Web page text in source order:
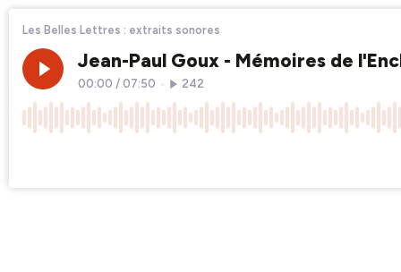
Les Belles Lettres : extraits sonores
Jean-Paul Goux - Mémoires de
00:00 /07:50 242